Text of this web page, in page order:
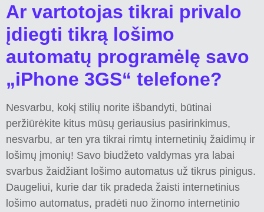
Ar vartotojas tikrai privalo
įdiegti tikrą lošimo
automatų programėlę savo
„iPhone 3GS“ telefone?
Nesvarbu, kokį stilių norite išbandyti, būtinai
peržiūrėkite kitus mūsų geriausius pasirinkimus,
nesvarbu, ar ten yra tikrai rimtų internetinių žaidimų ir
lošimų įmonių! Savo biudžeto valdymas yra labai
svarbus žaidžiant lošimo automatus už tikrus pinigus.
Daugeliui, kurie dar tik pradeda žaisti internetinius
lošimo automatus, pradėti nuo žinomo internetinio